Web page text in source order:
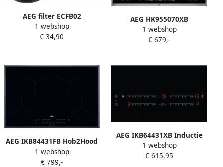
AEG filter ECFB02
1 webshop
€ 34,90
AEG HK955070XB
Keramische kookplaat
Inbouw
1 webshop
€ 679,-
AEG IKB84431FB Hob2Hood
Inductiekookplaat
1 webshop
€ 799,-
AEG IKB64431XB Inductie
inbouwkookplaat Rvs
1 webshop
€ 615,95